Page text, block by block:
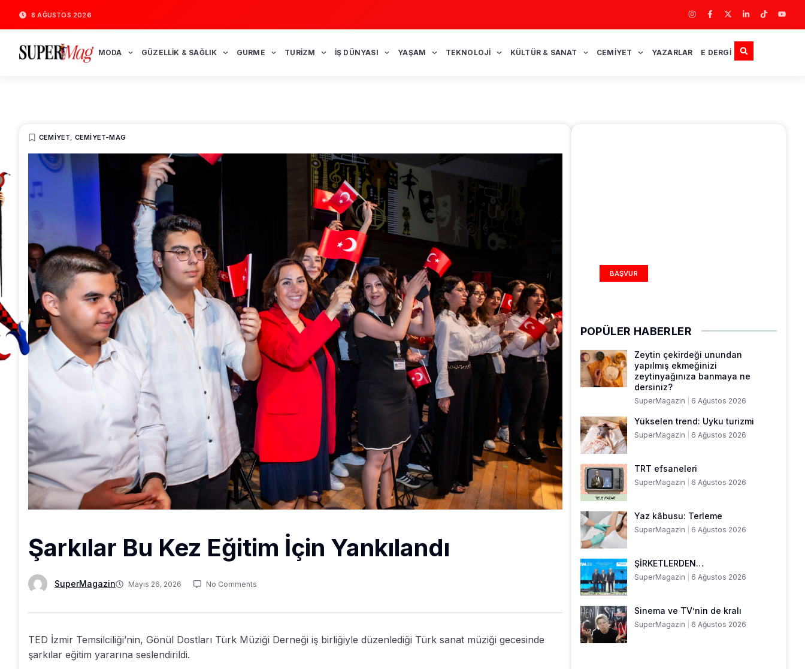
8 AĞUSTOS 2026
MODA GÜZELLIK & SAĞLIK GURME TURIZM İŞ DÜNYASI YAŞAM TEKNOLOJI KÜLTÜR & SANAT CEMIYET YAZARLAR E DERGI
CEMIYET, CEMIYET-MAG
Şarkılar Bu Kez Eğitim İçin Yankılandı
SuperMagazin Mayıs 26, 2026 No Comments
TED İzmir Temsilciliği’nin, Gönül Dostları Türk Müziği Derneği iş birliğiyle düzenlediği Türk sanat müziği gecesinde
şarkılar eğitim yararına seslendirildi.
BAŞVUR
POPÜLER HABERLER
Zeytin çekirdeği unundan
yapılmış ekmeğinizi
zeytinyağınıza banmaya ne
dersiniz?
SuperMagazin 6 Ağustos 2026
Yükselen trend: Uyku turizmi
SuperMagazin 6 Ağustos 2026
TRT efsaneleri
SuperMagazin 6 Ağustos 2026
Yaz kâbusu: Terleme
SuperMagazin 6 Ağustos 2026
ŞİRKETLERDEN…
SuperMagazin 6 Ağustos 2026
Sinema ve TV’nin de kralı
SuperMagazin 6 Ağustos 2026